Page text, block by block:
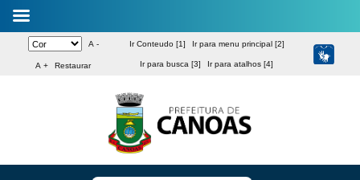
A -
A + Restaurar
Ir Conteudo [1] Ir para menu principal [2]
Ir para busca [3] Ir para atalhos [4]